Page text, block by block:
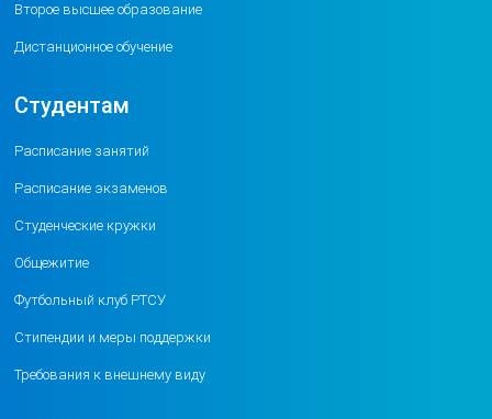
Второе высшее образование
Дистанционное обучение
Студентам
Расписание занятий
Расписание экзаменов
Студенческие кружки
Общежитие
Футбольный клуб РТСУ
Стипендии и меры поддержки
Требования к внешнему виду